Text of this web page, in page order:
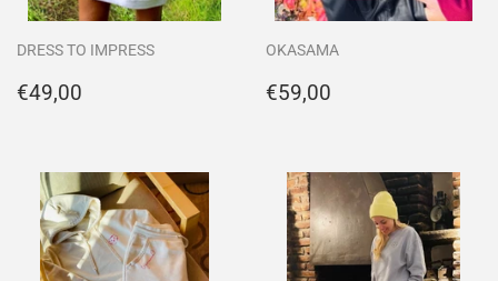
DRESS TO IMPRESS
Normaler
Preis
€49,00
OKASAMA
Normaler
Preis
€59,00